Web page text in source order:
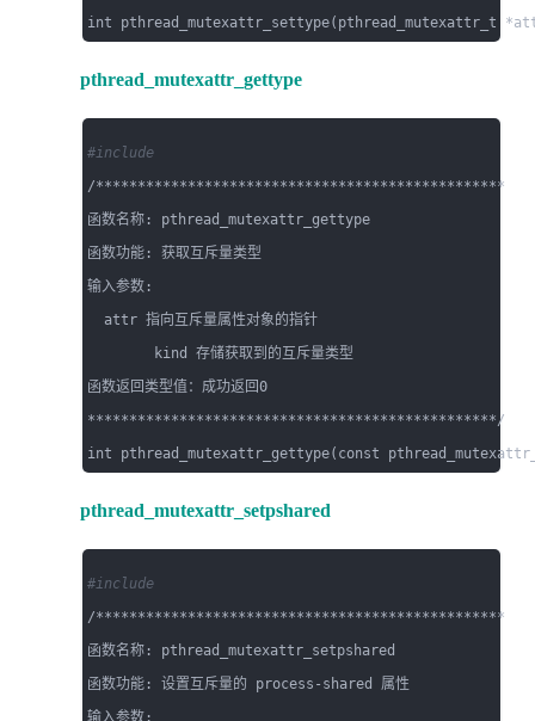
pthread_mutexattr_gettype
#include
/*************************************************
函数名称: pthread_mutexattr_gettype
函数功能: 获取互斥量类型
输入参数:
attr 指向互斥量属性对象的指针
kind 存储获取到的互斥量类型
函数返回类型值：成功返回0
*************************************************/
pthread_mutexattr_setpshared
#include
/*************************************************
函数名称: pthread_mutexattr_setpshared
函数功能: 设置互斥量的 process-shared 属性
输入参数: